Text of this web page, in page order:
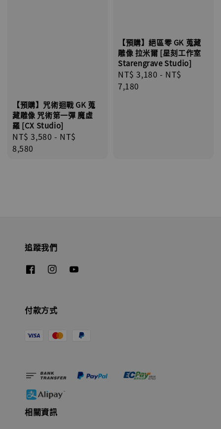
【預購】咒術迴戰 GK 蒐
藏雕像 咒術第一彈 魔虛
羅 [CX Studio]
Regular
price
NT$ 3,580 - NT$
8,580
【預購】絕區零 GK 蒐藏
雕像 拉米爾 [星刻工作室
Starengrave Studio]
Regular
price
NT$ 3,180 - NT$
7,180
追蹤我們
付款方式
相關資訊